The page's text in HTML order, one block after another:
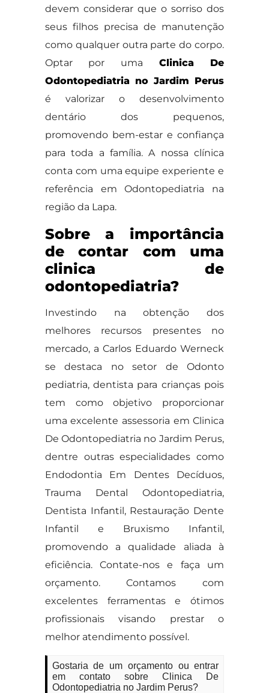
devem considerar que o sorriso dos
seus filhos precisa de manutenção
como qualquer outra parte do corpo.
Optar por uma Clinica De
Odontopediatria no Jardim Perus
é valorizar o desenvolvimento
dentário dos pequenos,
promovendo bem-estar e confiança
para toda a família. A nossa clínica
conta com uma equipe experiente e
referência em Odontopediatria na
região da Lapa.
Sobre a importância
de contar com uma
clinica de
odontopediatria?
Investindo na obtenção dos
melhores recursos presentes no
mercado, a Carlos Eduardo Werneck
se destaca no setor de Odonto
pediatria, dentista para crianças pois
tem como objetivo proporcionar
uma excelente assessoria em Clinica
De Odontopediatria no Jardim Perus,
dentre outras especialidades como
Endodontia Em Dentes Decíduos,
Trauma Dental Odontopediatria,
Dentista Infantil, Restauração Dente
Infantil e Bruxismo Infantil,
promovendo a qualidade aliada à
eficiência. Contate-nos e faça um
orçamento. Contamos com
excelentes ferramentas e ótimos
profissionais visando prestar o
melhor atendimento possível.
Gostaria de um orçamento ou entrar
em contato sobre Clinica De
Odontopediatria no Jardim Perus?